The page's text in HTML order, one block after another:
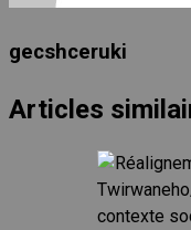
gecshceruki
Articles